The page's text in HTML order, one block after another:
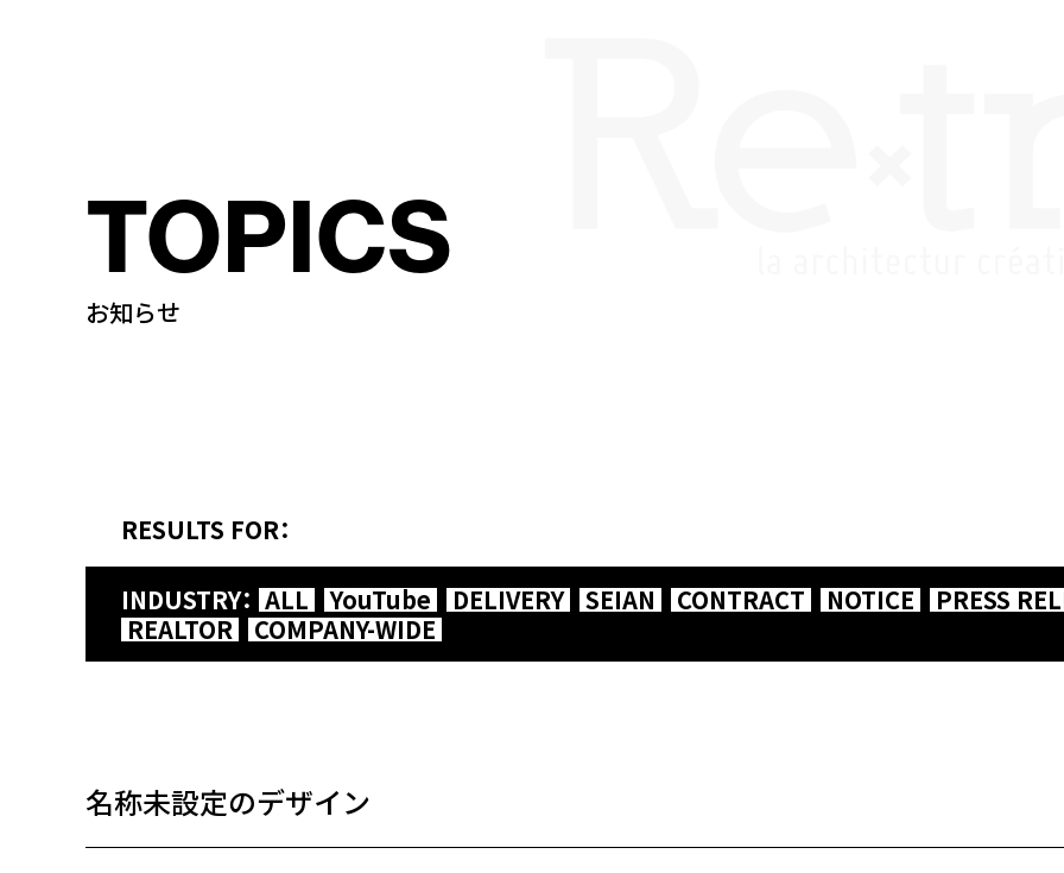
TOPICS
お知らせ
RESULTS FOR：
INDUSTRY： ALL YouTube DELIVERY SEIAN CONTRACT NOTICE PRESS
REALTOR
COMPANY-WIDE
名称未設定のデザイン